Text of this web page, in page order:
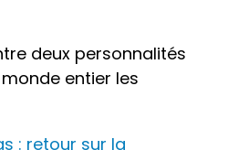
deux personnalités
entier les
: retour sur la